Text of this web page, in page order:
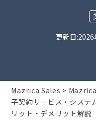
2026
Mazrica Sales
子契約サービス・システ
リット・デメリット解説